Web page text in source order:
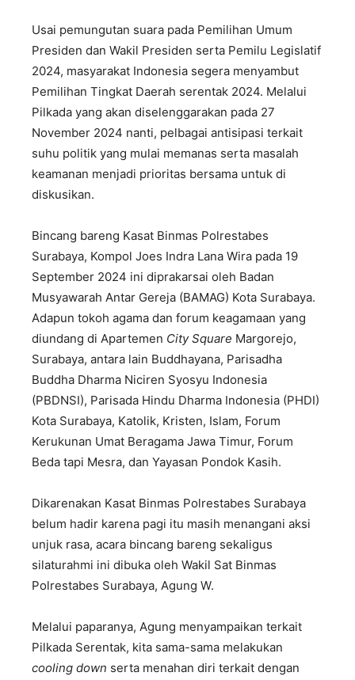
Usai pemungutan suara pada Pemilihan Umum
Presiden dan Wakil Presiden serta Pemilu Legislatif
2024, masyarakat Indonesia segera menyambut
Pemilihan Tingkat Daerah serentak 2024. Melalui
Pilkada yang akan diselenggarakan pada 27
November 2024 nanti, pelbagai antisipasi terkait
suhu politik yang mulai memanas serta masalah
keamanan menjadi prioritas bersama untuk di
diskusikan.
Bincang bareng Kasat Binmas Polrestabes
Surabaya, Kompol Joes Indra Lana Wira pada 19
September 2024 ini diprakarsai oleh Badan
Musyawarah Antar Gereja (BAMAG) Kota Surabaya.
Adapun tokoh agama dan forum keagamaan yang
diundang di Apartemen City Square Margorejo,
Surabaya, antara lain Buddhayana, Parisadha
Buddha Dharma Niciren Syosyu Indonesia
(PBDNSI), Parisada Hindu Dharma Indonesia (PHDI)
Kota Surabaya, Katolik, Kristen, Islam, Forum
Kerukunan Umat Beragama Jawa Timur, Forum
Beda tapi Mesra, dan Yayasan Pondok Kasih.
Dikarenakan Kasat Binmas Polrestabes Surabaya
belum hadir karena pagi itu masih menangani aksi
unjuk rasa, acara bincang bareng sekaligus
silaturahmi ini dibuka oleh Wakil Sat Binmas
Polrestabes Surabaya, Agung W.
Melalui paparanya, Agung menyampaikan terkait
Pilkada Serentak, kita sama-sama melakukan
cooling down serta menahan diri terkait dengan